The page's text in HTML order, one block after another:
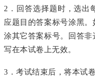
2．回答选择题时，选出
应题目的答案标号涂黑
涂其它答案标号。回答非
写在本试卷上无效。
3．考试结束后，将本试